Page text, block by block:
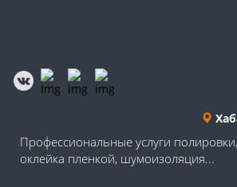
Профессиональные услуги
оклейка пленкой, шумоизоляция...